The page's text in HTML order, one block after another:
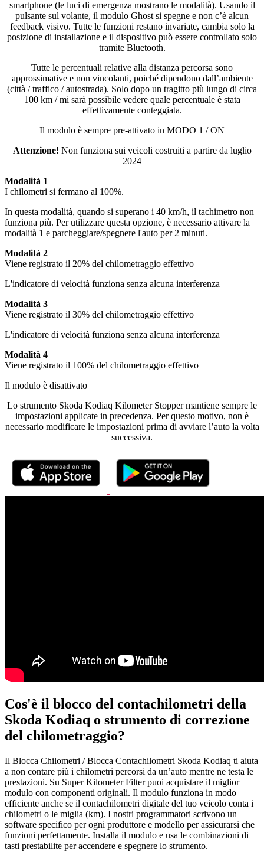
smartphone (le luci di emergenza mostrano le modalità). Usando il
pulsante sul volante, il modulo Ghost si spegne e non c’è alcun
feedback visivo. Tutte le funzioni restano invariate, cambia solo la
posizione di installazione e il dispositivo può essere controllato solo
tramite Bluetooth.
Tutte le percentuali relative alla distanza percorsa sono
approssimative e non vincolanti, poiché dipendono dall’ambiente
(città / traffico / autostrada). Solo dopo un tragitto più lungo di circa
100 km / mi sarà possibile vedere quale percentuale è stata
effettivamente conteggiata.
Il modulo è sempre pre-attivato in MODO 1 / ON
Attenzione! Non funziona sui veicoli costruiti a partire da luglio
2024
Modalità 1
I chilometri si fermano al 100%.
In questa modalità, quando si superano i 40 km/h, il tachimetro non
funziona più. Per utilizzare questa opzione, è necessario attivare la
modalità 1 e parcheggiare/spegnere l'auto per 2 minuti.
Modalità 2
Viene registrato il 20% del chilometraggio effettivo
L'indicatore di velocità funziona senza alcuna interferenza
Modalità 3
Viene registrato il 30% del chilometraggio effettivo
L'indicatore di velocità funziona senza alcuna interferenza
Modalità 4
Viene registrato il 100% del chilometraggio effettivo
Il modulo è disattivato
Lo strumento Skoda Kodiaq Kilometer Stopper mantiene sempre le
impostazioni applicate in precedenza. Per questo motivo, non è
necessario modificare le impostazioni prima di avviare l’auto la volta
successiva.
Cos'è il blocco del contachilometri della
Skoda Kodiaq o strumento di correzione
del chilometraggio?
Il Blocca Chilometri / Blocca Contachilometri Skoda Kodiaq ti aiuta
a non contare più i chilometri percorsi da un’auto mentre ne testa le
prestazioni. Su Super Kilometer Filter puoi acquistare il miglior
modulo con componenti originali. Il modulo funziona in modo
efficiente anche se il contachilometri digitale del tuo veicolo conta i
chilometri o le miglia (km). I nostri programmatori scrivono un
software specifico per ogni produttore e modello per assicurarsi che
funzioni perfettamente. Installa il modulo e usa le combinazioni di
tasti prestabilite per accendere e spegnere lo strumento.